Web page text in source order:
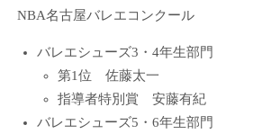
NBA名古屋バレエコンクール
バレエシューズ3・4年生部門
第1位 佐藤太一
指導者特別賞 安藤有紀
バレエシューズ5・6年生部門